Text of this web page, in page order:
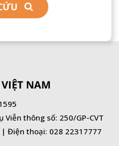
NAM
Viễn thông số: 250/GP-CVT
Điện thoại: 028 22317777